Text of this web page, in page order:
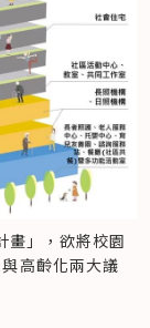
畫」，欲將校園
高齡化兩大議